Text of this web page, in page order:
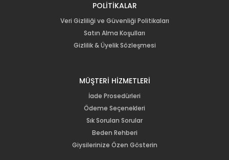
POLİTİKALAR
Veri Gizliliği ve Güvenliği Politikaları
Satın Alma Koşulları
Gizlilik & Üyelik Sözleşmesi
MÜŞTERİ HİZMETLERİ
İade Prosedürleri
Ödeme Seçenekleri
Sık Sorulan Sorular
Beden Rehberi
Giysilerinize Özen Gösterin